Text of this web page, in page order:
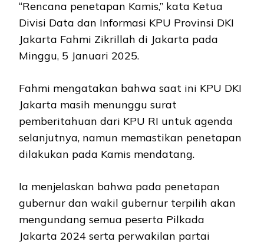
“Rencana penetapan Kamis,” kata Ketua
Divisi Data dan Informasi KPU Provinsi DKI
Jakarta Fahmi Zikrillah di Jakarta pada
Minggu, 5 Januari 2025.
Fahmi mengatakan bahwa saat ini KPU DKI
Jakarta masih menunggu surat
pemberitahuan dari KPU RI untuk agenda
selanjutnya, namun memastikan penetapan
dilakukan pada Kamis mendatang.
Ia menjelaskan bahwa pada penetapan
gubernur dan wakil gubernur terpilih akan
mengundang semua peserta Pilkada
Jakarta 2024 serta perwakilan partai